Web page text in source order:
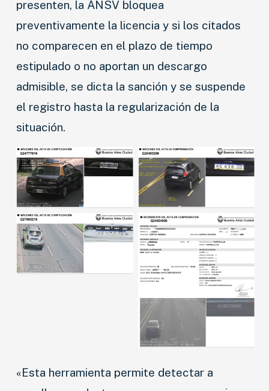
presenten, la ANSV bloquea
preventivamente la licencia y si los citados
no comparecen en el plazo de tiempo
estipulado o no aportan un descargo
admisible, se dicta la sanción y se suspende
el registro hasta la regularización de la
situación.
«Esta herramienta permite detectar a